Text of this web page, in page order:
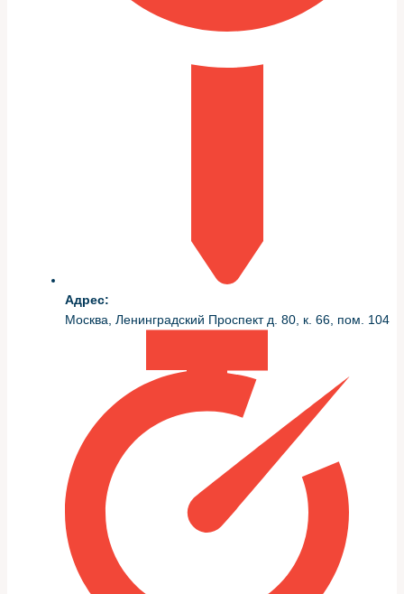
механизмом или гидравликой
или блока управления
часто проблема кроется в простом — проводке или
программной ошибке.
Основные шаги следующие:
Проверка питания и массы, тест разъёмов на
коррозию и ослабление контактов.
Проверка уровня и состояния трансмиссионной
жидкости, при необходимости её анализ.
Тестирование исполнительных механизмов на
стенде или методом прямого управления через
диагностический интерфейс.
Механическая проверка сцепления и узлов
коробки при подозрении на износ.
Калибровка и адаптация после ремонта с
последующим контрольным рейдом.
Адрес:
Москва, Ленинградский Проспект д. 80, к. 66, пом. 104